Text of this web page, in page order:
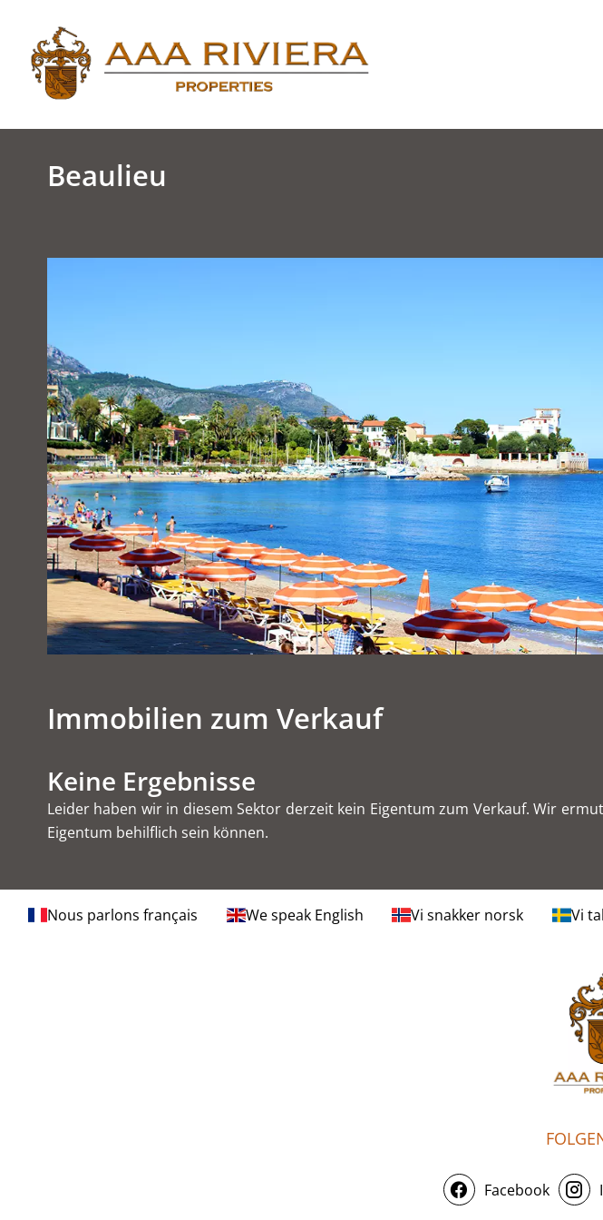
Beaulieu
Immobilien zum Verkauf
Keine Ergebnisse
Leider haben wir in diesem Sektor derzeit kein Eigentum zum Verkauf. Wir
Eigentum behilflich sein können.
Nous parlons français We speak English Vi snakker norsk Vi
Facebook